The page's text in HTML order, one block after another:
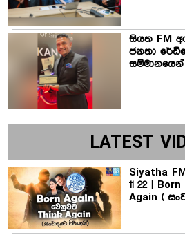
සියත FM
ජනතා
LATEST
Siyatha
11 22 |
Again (